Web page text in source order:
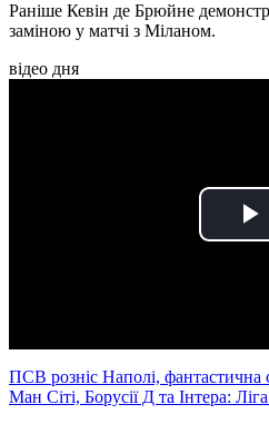
Раніше Кевін де Брюйне
заміною у матчі з Міланом.
відео дня
ПСВ розніс Наполі, фантастична
Ман Сіті, Борусії Д та Інтера: